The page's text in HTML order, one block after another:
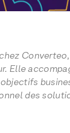
Converteo,
Elle
des